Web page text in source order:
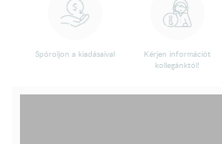
Spóroljon a kiadásaival
Kérjen információt
kollegánktól!